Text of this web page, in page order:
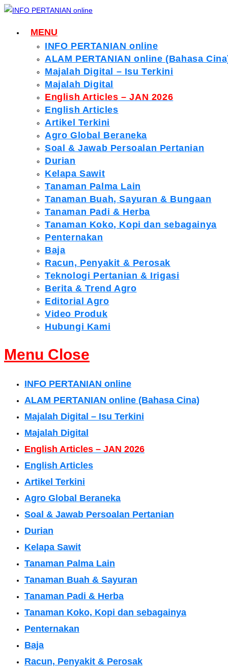
Skip
content
MENU
INFO PERTANIAN online
ALAM PERTANIAN online (Bahasa
Majalah Digital – Isu Terkini
Majalah Digital
English Articles – JAN 2026
English Articles
Artikel Terkini
Agro Global Beraneka
Soal & Jawab Persoalan Pertanian
Durian
Kelapa Sawit
Tanaman Palma Lain
Tanaman Buah, Sayuran & Bungaan
Tanaman Padi & Herba
Tanaman Koko, Kopi dan sebagainya
Penternakan
Baja
Racun, Penyakit & Perosak
Teknologi Pertanian & Irigasi
Berita & Trend Agro
Editorial Agro
Video Produk
Hubungi Kami
Menu Close
INFO PERTANIAN online
ALAM PERTANIAN online (Bahasa Cina)
Majalah Digital – Isu Terkini
Majalah Digital
English Articles – JAN 2026
English Articles
Artikel Terkini
Agro Global Beraneka
Soal & Jawab Persoalan Pertanian
Durian
Kelapa Sawit
Tanaman Palma Lain
Tanaman Buah & Sayuran
Tanaman Padi & Herba
Tanaman Koko, Kopi dan sebagainya
Penternakan
Baja
Racun, Penyakit & Perosak